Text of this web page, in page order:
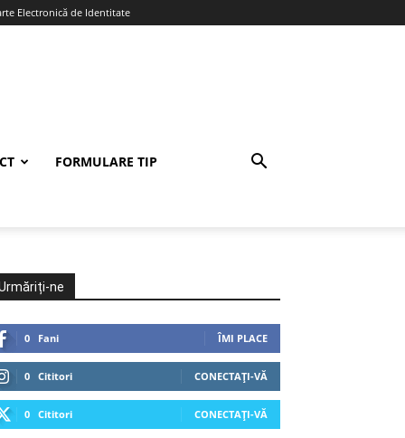
Electronică de Identitate
FORMULARE TIP
ne
0 Fani ÎMI PLACE
0 Cititori CONECTAȚI-VĂ
0 Cititori CONECTAȚI-VĂ